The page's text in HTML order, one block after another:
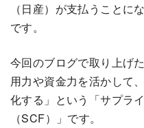
（日産）が支払うことに
です。
今回のブログで取り上げ
用力や資金力を活かして
化する」という「サプラ
（SCF）」です。